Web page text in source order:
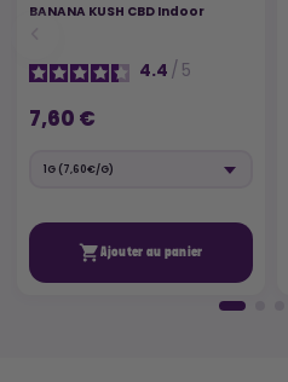
BANANA KUSH CBD Indoor
4.4 / 5
7,60 €
Ajouter au panier